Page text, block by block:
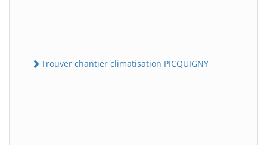
Trouver chantier climatisation PICQUIGNY